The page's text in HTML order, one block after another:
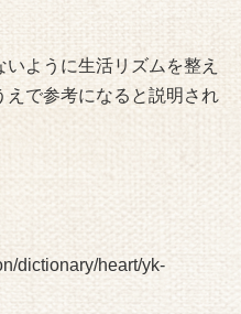
ように生活リズムを整え
えで参考になると説明され
dictionary/heart/yk-